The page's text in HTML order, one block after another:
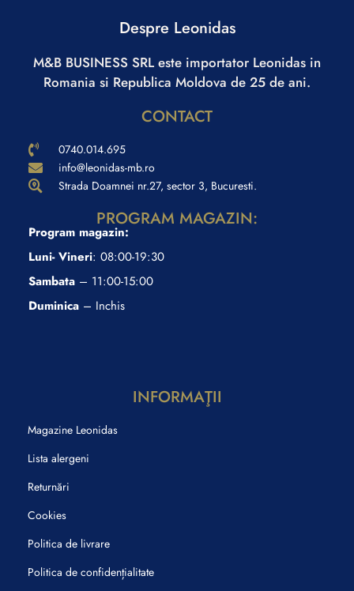
Despre Leonidas
M&B BUSINESS SRL este importator Leonidas in
Romania si Republica Moldova de 25 de ani.
CONTACT
0740.014.695
info@leonidas-mb.ro
Strada Doamnei nr.27, sector 3, Bucuresti.
PROGRAM MAGAZIN:
Program magazin:
Luni- Vineri: 08:00-19:30
Sambata – 11:00-15:00
Duminica – Inchis
INFORMAŢII
Magazine Leonidas
Lista alergeni
Returnări
Cookies
Politica de livrare
Politica de confidențialitate